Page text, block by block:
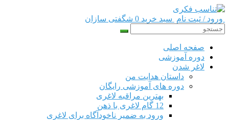
ورود / ثبت نام سبد خرید 0 شگفتی سازان
صفحه اصلی
دوره‌ آموزشی
لاغر شدن
داستان هدایت من
دوره های آموزشی رایگان
بهترین مراقبه لاغری
12 گام لاغری با ذهن
ورود به ضمیر ناخودآگاه برای لاغری